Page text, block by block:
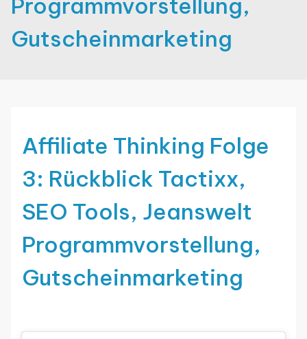
Gutscheinmarketing
Affiliate Thinking Folge
3: Rückblick Tactixx,
SEO Tools, Jeanswelt
Programmvorstellung,
Gutscheinmarketing